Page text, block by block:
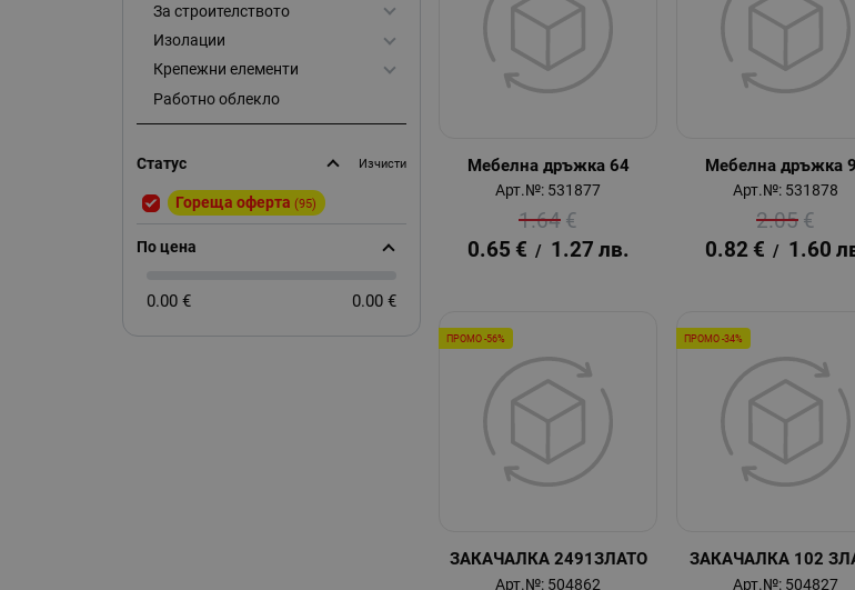
Мебелна дръжка 64
Арт.№: 531877
1.64 €
0.65 € / 1.27 лв.
Мебелна дръжка
Арт.№: 531878
2.05 €
0.82 € / 1.60
ЗАКАЧАЛКА 2491ЗЛАТО
Арт.№: 504862
ПРОМО -56%
ЗАКАЧАЛКА 102
Арт.№: 504827
ПРОМО -34%
За строителството
Изолации
Крепежни елементи
Работно облекло
Статус Изчисти
Гореща оферта (95)
По цена
0.00 € 0.00 €